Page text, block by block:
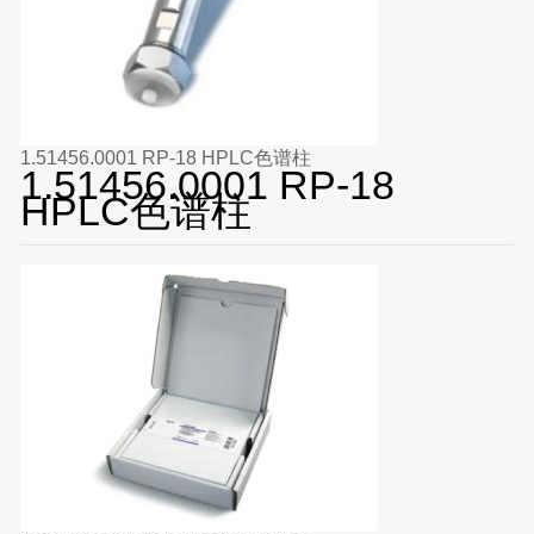
1.51456.0001 RP-18 HPLC色谱柱
1.51456.0001 RP-18
HPLC色谱柱